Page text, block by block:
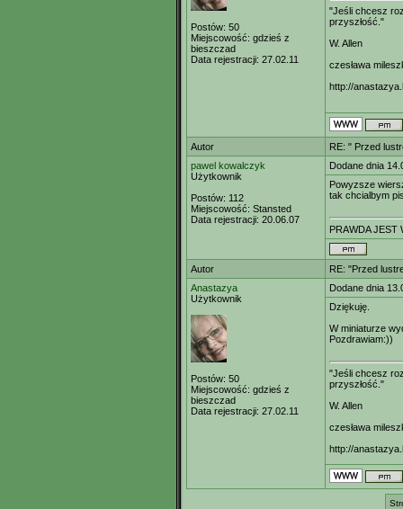
Postów: 50
Miejscowość: gdzieś z
bieszczad
Data rejestracji: 27.02.11
"Jeśli chcesz
przyszłość."
W. Allen
czesława
http://
Autor
RE: " Przed
pawel kowalczyk
Użytkownik
Postów: 112
Miejscowość: Stansted
Data rejestracji: 20.06.07
Dodane dnia
Powyzsze
tak chcialbym
PRAWDA JEST
Autor
RE: "Przed
Anastazya
Użytkownik
Postów: 50
Miejscowość: gdzieś z
bieszczad
Data rejestracji: 27.02.11
Dodane dnia
Dziękuję.
W miniaturze
Pozdrawiam:))
"Jeśli chcesz
przyszłość."
W. Allen
czesława
http://